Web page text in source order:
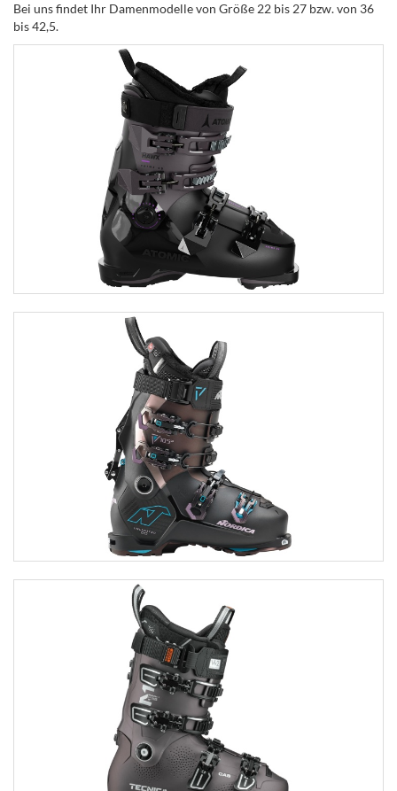
Bei uns findet Ihr Damenmodelle von Größe 22 bis 27 bzw. von 36
bis 42,5.